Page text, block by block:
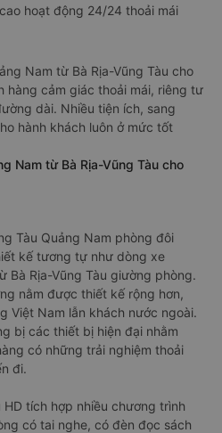
hoạt động 24/24 thoải mái
Nam từ Bà Rịa-Vũng Tàu cho
hàng cảm giác thoải mái, riêng tư
dài. Nhiều tiện ích, sang
hành khách luôn ở mức tốt
Nam từ Bà Rịa-Vũng Tàu cho
Tàu Quảng Nam phòng đôi
kế tương tự như dòng xe
Bà Rịa-Vũng Tàu giường phòng.
nằm được thiết kế rộng hơn,
Việt Nam lẫn khách nước ngoài.
bị các thiết bị hiện đại nhằm
có những trải nghiệm thoải
đi.
tích hợp nhiều chương trình
có tai nghe, có đèn đọc sách